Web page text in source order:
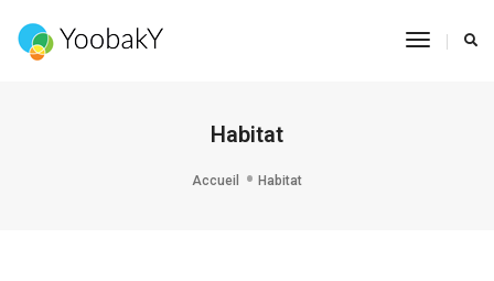
Toggle
Habitat
Accueil Habitat